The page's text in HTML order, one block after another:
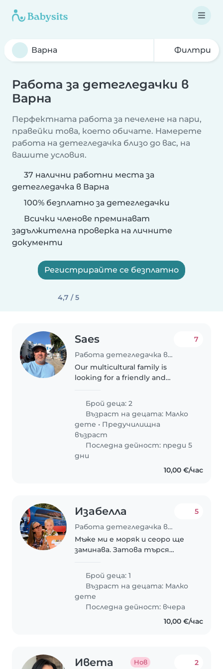
Филтри
Работа за детегледачки в
Варна
Перфектната работа за печелене на пари,
правейки това, което обичате. Намерете
работа на детегледачка близо до вас, на
вашите условия.
37 налични работни места за
детегледачка в Варна
100% безплатно за детегледачки
Всички членове преминават
задължителна проверка на личните
документи
Регистрирайте се безплатно
4,7 / 5
Saes
Работа детегледачка в Варна
7
Our multicultural family is
looking for a friendly and
our two creative, playful, and
talkative kids They are 3 and 6
years old Looking for someone..
Брой деца: 2
Възраст на децата: Малко
дете • Предучилищна
възраст
Последна дейност: преди 5
дни
10,00 €/час
Изабелла
Работа детегледачка в Варна
5
Мъже ми е моряк и сеоро ще
заминава. Затова търся
(9 отктомври ще ги навърши)
за да мога да ходя да
тренирам понякога.
Брой деца: 1
Възраст на децата: Малко
дете
Последна дейност: вчера
10,00 €/час
Ивета Нов 2